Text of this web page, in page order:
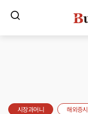
시장과머니 해외증시